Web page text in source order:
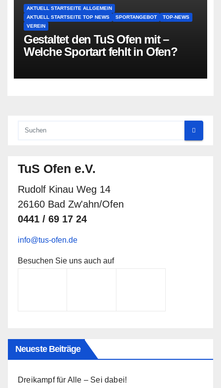
AKTUELL STARTSEITE ALLGEMEIN
AKTUELL STARTSEITE TOP NEWS
SPORTANGEBOT
TOP-NEWS
VEREIN
Gestaltet den TuS Ofen mit –
Welche Sportart fehlt in Ofen?
TuS Ofen e.V.
Rudolf Kinau Weg 14
26160 Bad Zw'ahn/Ofen
0441 / 69 17 24
info@tus-ofen.de
Besuchen Sie uns auch auf
Neueste Beiträge
Dreikampf für Alle – Sei dabei!